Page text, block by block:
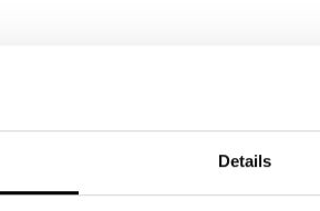
Details